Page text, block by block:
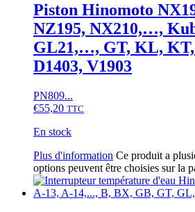
Piston Hinomoto
NZ195, NX210,…,
GL21,…, GT, KL,
D1403, V1903
PN809...
€55,20 TTC
En stock
Plus d'information Ce produit a
options peuvent être choisies sur la